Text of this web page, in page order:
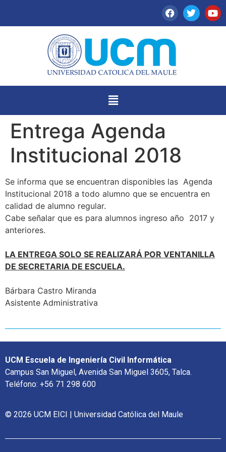
Entrega Agenda
Institucional 2018
Se informa que se encuentran disponibles las Agenda
Institucional 2018 a todo alumno que se encuentra en
calidad de alumno regular.
Cabe señalar que es para alumnos ingreso año 2017 y
anteriores.
LA ENTREGA SOLO SE REALIZARÁ POR VENTANILLA
DE SECRETARIA DE ESCUELA.
Bárbara Castro Miranda
Asistente Administrativa
UCM Escuela de Ingeniería Civil Informática
Campus San Miguel, Avenida San Miguel 3605, Talca.
Teléfono: +56 71 298 600
© 2026 UCM EICI | Universidad Católica del Maule